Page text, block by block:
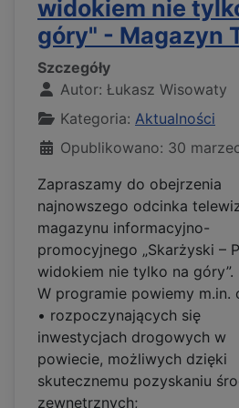
widokiem nie
góry" - Magazyn
Szczegóły
Autor: Łukasz Wisowaty
Kategoria: Aktualności
Opublikowano: 30
Zapraszamy do obejrzenia
najnowszego odcinka
magazynu informacyjno-
promocyjnego „Skarżyski –
widokiem nie tylko na góry”.
W programie powiemy m.in.
• rozpoczynających się
inwestycjach drogowych w
powiecie, możliwych dzięki
skutecznemu pozyskaniu
zewnętrznych;